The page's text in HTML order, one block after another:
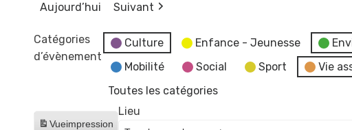
Aujourd’hui
Suivant
Catégories
d’évènement
Culture Enfance - Jeunesse
Mobilité
Social Sport Vie
Toutes les catégories
Vueimpression
Lieu